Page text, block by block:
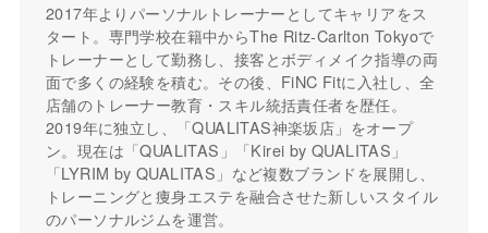
2017年よりパーソナルトレーナーとしてキャリアをス
タート。専門学校在籍中からThe Ritz-Carlton Tokyoで
トレーナーとして勤務し、接客とボディメイク指導の両
面で多くの経験を積む。その後、FiNC Fitに入社し、全
店舗のトレーナー教育・スキル統括責任者を歴任。
2019年に独立し、「QUALITAS神楽坂店」をオープ
ン。現在は「QUALITAS」「Kirei by QUALITAS」
「LYRIM by QUALITAS」など複数ブランドを展開し、
トレーニングと痩身エステを融合させた新しいスタイル
のパーソナルジムを運営。